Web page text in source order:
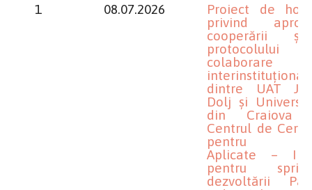
1 08.07.2026
Proiect de
privind
cooperării
colaborare
dintre UAT
Dolj și
din Craiova
Centrul de
pentru
Aplicate –
pentru
dezvoltării